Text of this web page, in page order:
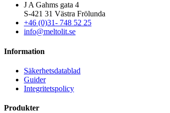
J A Gahms gata 4
S-421 31 Västra Frölunda
+46 (0)31- 748 52 25
info@meltolit.se
Information
Säkerhetsdatablad
Guider
Integritetspolicy
Produkter